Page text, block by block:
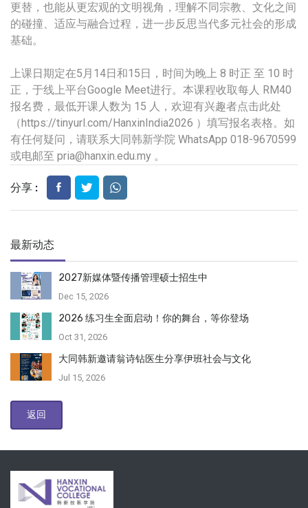
更替，也能从更宏观的文明视角，理解不同宗教、文化之间
的碰撞、适应与融合过程，进一步反思当代多元社会的形成
基础。
上课日期定在5月14日和15日，时间为晚上 8 时正 至 10 时
正，于线上平台Google Meet进行。本课程收取每人 RM40
报名费，最低开课人数为 15 人，欢迎有兴趣者点击此处
（https://tinyurl.com/HanxinIndia2026 ）填写报名表格。如
有任何疑问，请联系大同韩新学院 WhatsApp 018-9670599
或电邮至 pria@hanxin.edu.my 。
分享 :
最新动态
2027新媒体暨传播管理硕士招生中
Dec 15, 2026
2026 练习生全面启动！你的舞台，等你登场
Oct 31, 2026
大同韩新邀请翁诗钻医生分享伊班社会与文化
Jul 15, 2026
返回